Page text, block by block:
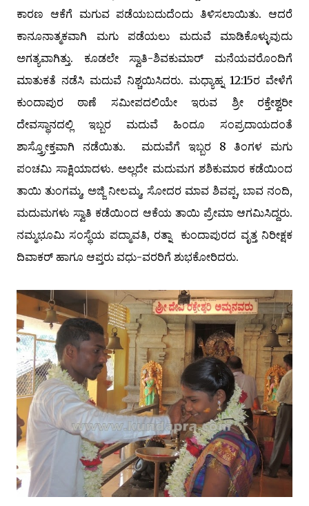
ಕಾರಣ ಆಕೆಗೆ ಮಗುವ ಪಡೆಯಬದುದೆಂದು ತಿಳಿಸಲಾಯಿತು. ಆದರೆ
ಕಾನೂನಾತ್ಮಕವಾಗಿ ಮಗು ಪಡೆಯಲು ಮದುವೆ ಮಾಡಿಕೊಳ್ಳುವುದು
ಅಗತ್ಯವಾಗಿತ್ತು. ಕೂಡಲೇ ಸ್ವಾತಿ-ಶಿವಕುಮಾರ್ ಮನೆಯವರೊಂದಿಗೆ
ಮಾತುಕತೆ ನಡೆಸಿ ಮದುವೆ ನಿಶ್ಚಯಿಸಿದರು. ಮಧ್ಯಾಹ್ನ 12:15ರ ವೇಳೆಗೆ
ಕುಂದಾಪುರ ಠಾಣೆ ಸಮೀಪದಲಿಯೇ ಇರುವ ಶ್ರೀ ರಕ್ತೇಶ್ವರೀ
ದೇವಸ್ಥಾನದಲ್ಲಿ ಇಬ್ಬರ ಮದುವೆ ಹಿಂದೂ ಸಂಪ್ರದಾಯದಂತೆ
ಶಾಸ್ತ್ರೋಕ್ತವಾಗಿ ನಡೆಯಿತು. ಮದುವೆಗೆ ಇಬ್ಬರ 8 ತಿಂಗಳ ಮಗು
ಪಂಚಮಿ ಸಾಕ್ಷಿಯಾದಳು. ಅಲ್ಲದೇ ಮದುಮಗ ಶಶಿಕುಮಾರ ಕಡೆಯಿಂದ
ತಾಯಿ ತುಂಗಮ್ಮ, ಅಜ್ಜಿ ನೀಲಮ್ಮ, ಸೋದರ ಮಾವ ಶಿವಪ್ಪ, ಬಾವ ನಂದಿ,
ಮದುಮಗಳು ಸ್ವಾತಿ ಕಡೆಯಿಂದ ಆಕೆಯ ತಾಯಿ ಪ್ರೇಮಾ ಆಗಮಿಸಿದ್ದರು.
ನಮ್ಮಭೂಮಿ ಸಂಸ್ಥೆಯ ಪದ್ಮಾವತಿ, ರತ್ನಾ ಕುಂದಾಪುರದ ವೃತ್ತ ನಿರೀಕ್ಷಕ
ದಿವಾಕರ್ ಹಾಗೂ ಆಪ್ತರು ವಧು-ವರರಿಗೆ ಶುಭಕೋರಿದರು.